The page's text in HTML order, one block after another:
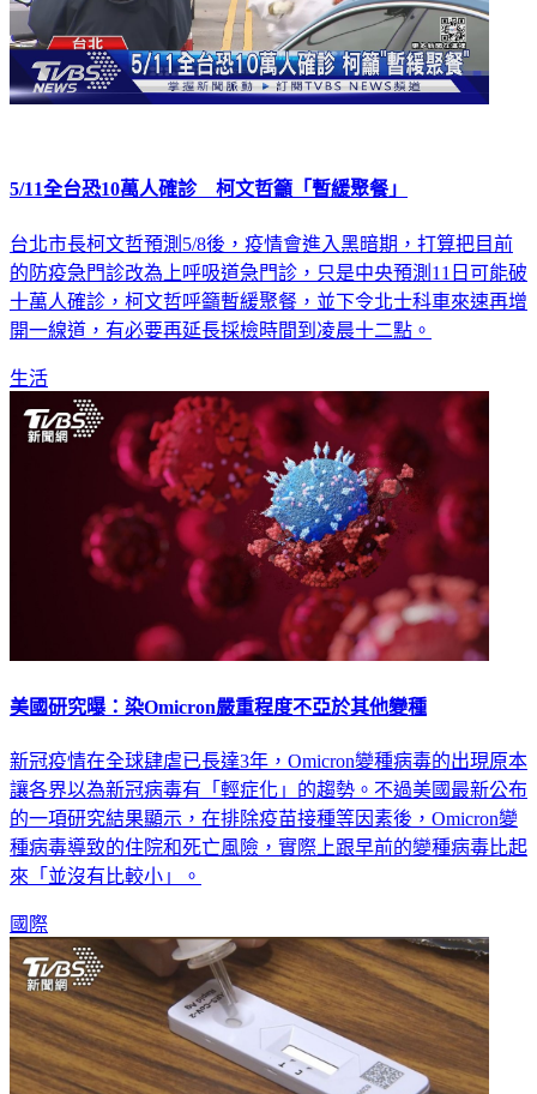
5/11全台恐10萬人確診 柯文哲籲「暫緩聚餐」
台北市長柯文哲預測5/8後，疫情會進入黑暗期，打算把目前
的防疫急門診改為上呼吸道急門診，只是中央預測11日可能破
十萬人確診，柯文哲呼籲暫緩聚餐，並下令北士科車來速再增
開一線道，有必要再延長採檢時間到凌晨十二點。
生活
美國研究曝：染Omicron嚴重程度不亞於其他變種
新冠疫情在全球肆虐已長達3年，Omicron變種病毒的出現原本
讓各界以為新冠病毒有「輕症化」的趨勢。不過美國最新公布
的一項研究結果顯示，在排除疫苗接種等因素後，Omicron變
種病毒導致的住院和死亡風險，實際上跟早前的變種病毒比起
來「並沒有比較小」。
國際